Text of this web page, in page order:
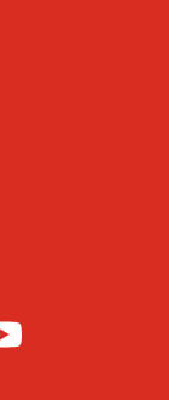
DNT på YouTube